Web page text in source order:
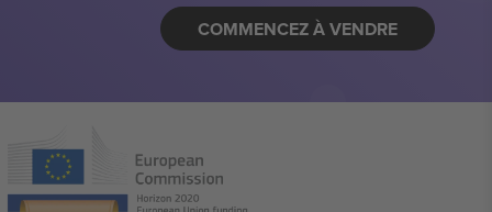
COMMENCEZ À VENDRE